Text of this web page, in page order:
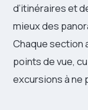
d’itinéraires et
mieux des
Chaque section
points de vue,
excursions à ne